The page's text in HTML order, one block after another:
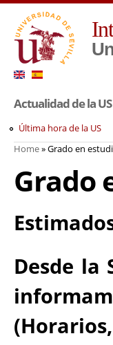
Actualidad de la US
Última hora de la US
You are
Home» Grado en
Grado
Desde la